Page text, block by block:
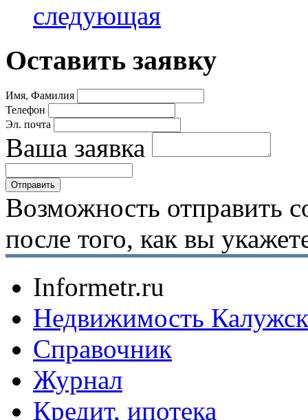
следующая
Оставить заявку
Имя, Фамилия
Телефон
Эл. почта
Ваша заявка
Возможность отправить
после того, как вы
Informetr.ru
Недвижимость
Справочник
Журнал
Кредит, ипотека